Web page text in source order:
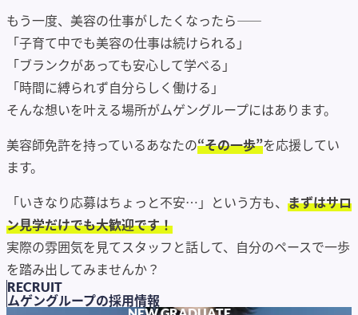
もう一度、美容の仕事がしたくなったら——
「子育て中でも美容の仕事は続けられる」
「ブランクがあっても安心して学べる」
「時間に縛られず自分らしく働ける」
そんな想いを叶える場所がムゲングループにはあります。
美容師免許を持っているあなたの“その一歩”を応援してい
ます。
「いきなり応募はちょっと不安…」という方も、 まずはサロ
ン見学だけでも大歓迎です！
実際の雰囲気を見てスタッフと話して、自分のペースで一歩
を踏み出してみませんか？
RECRUIT
ムゲングループの採用情報